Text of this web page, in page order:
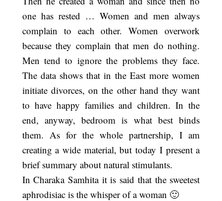
one has rested … Women and men always
complain to each other. Women overwork
because they complain that men do nothing.
Men tend to ignore the problems they face.
The data shows that in the East more women
initiate divorces, on the other hand they want
to have happy families and children. In the
end, anyway, bedroom is what best binds
them. As for the whole partnership, I am
creating a wide material, but today I present a
brief summary about natural stimulants.
In Charaka Samhita it is said that the sweetest
aphrodisiac is the whisper of a woman 🙂